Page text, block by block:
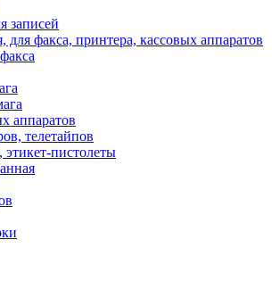
записей
для факса, принтера, кассовых аппаратов
аппаратов
телетайпов
пистолеты